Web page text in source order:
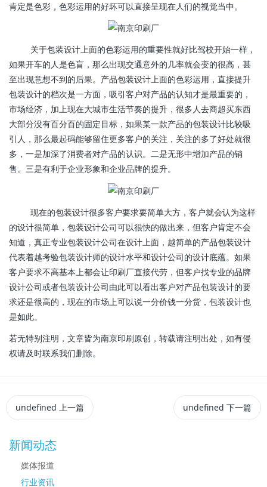
肯定是色彩，色彩运用的好坏可以直接呈现在人们的视觉当中。
关于包装设计上面的色彩运用的重要性就好比驾校开始一样，
如果开车的人是色盲，那么出现交通意外的几率就会变的很高，甚
至出现意想不到的后果。产品包装设计上面的色彩运用，直接提升
包装设计的档次是一方面，吸引客户对产品的认知才是最重要的，
市场经济，加上现在大城市生活节奏的提升，很多人去商超买东西
大部分没有百分百的固定目标，如果某一款产品的包装设计比较吸
引人，那么最起码能够留住更多客户的关注，关注的多了好处就很
多，一是加深了消费者对产品的认识。二是无形中增加产品的销
售。三是有利于企业形象和企业品牌的提升。
现在的包装设计很多客户要求要简单大方，客户就会认为这样
的设计很简单，包装设计公司可以很快的做出来，但客户肯定不会
知道，真正专业包装设计公司在设计上面，越简单的产品包装设计
代表着越考验包装设计师的设计水平和设计公司的设计底蕴。如果
客户要求不高基本上都会让印刷厂直接代劳，但客户找专业的品牌
设计公司或者包装设计公司由此可以看出客户对产品包装设计的要
求还是很高的，现在的市场上可以说一分价钱一分货，包装设计也
是如此。
若无特别注明，文章皆为南京印刷原创，转载请注明出处，如有侵
权请及时联系我们删除。
undefined 上一篇 undefined 下一篇
新闻动态
媒体报道
行业资讯